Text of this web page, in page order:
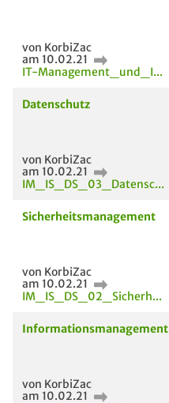
von KorbiZac
am 10.02.21
IT-Management_und_I...
Datenschutz
von KorbiZac
am 10.02.21
IM_IS_DS_03_Datensc...
Sicherheitsmanagement
von KorbiZac
am 10.02.21
IM_IS_DS_02_Sicherh...
Informationsmanagement
von KorbiZac
am 10.02.21